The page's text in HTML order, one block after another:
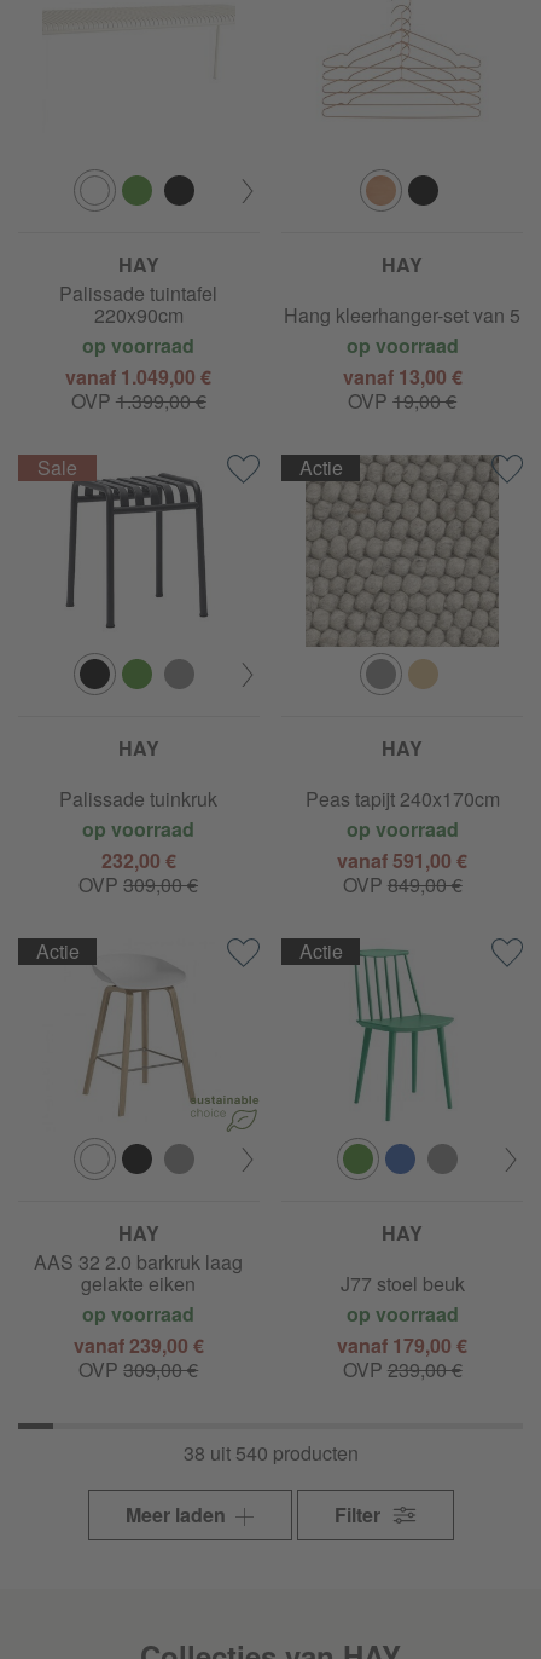
HAY
Palissade tuintafel
220x90cm
op voorraad
vanaf 1.049,00 €
OVP 1.399,00 €
HAY
Hang kleerhanger-set van 5
op voorraad
vanaf 13,00 €
OVP19,00 €
HAY
Palissade tuinkruk
op voorraad
232,00 €
OVP309,00 €
HAY
Peas tapijt 240x170cm
op voorraad
vanaf 591,00 €
OVP 849,00 €
Actie
HAY
AAS 32 2.0 barkruk laag
gelakte eiken
op voorraad
vanaf 239,00 €
OVP309,00 €
Actie
HAY
J77 stoel beuk
op voorraad
vanaf 179,00 €
OVP 239,00 €
Actie
38 uit 540 producten
Meer laden Filter